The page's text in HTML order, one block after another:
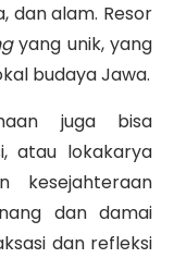
dan alam. Resor
yang unik, yang
budaya Jawa.
juga bisa
atau lokakarya
kesejahteraan
dan damai
dan refleksi